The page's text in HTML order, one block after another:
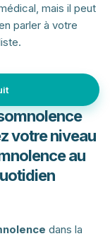
mais il peut
parler à votre
votre niveau
au
dans la